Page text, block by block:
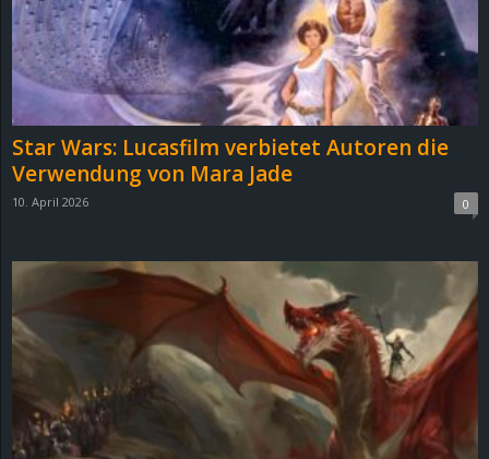
Star Wars: Lucasfilm verbietet Autoren die
Verwendung von Mara Jade
10. April 2026 0